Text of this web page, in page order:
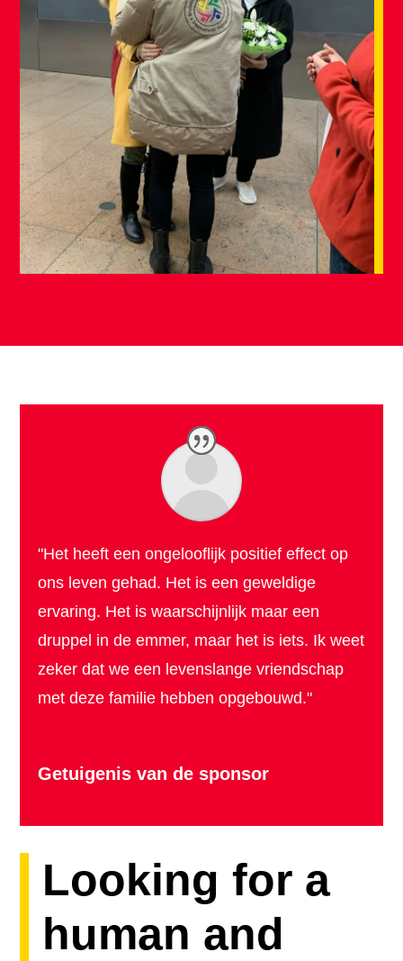
"Het heeft een ongelooflijk positief effect op
ons leven gehad. Het is een geweldige
ervaring. Het is waarschijnlijk maar een
druppel in de emmer, maar het is iets. Ik weet
zeker dat we een levenslange vriendschap
met deze familie hebben opgebouwd."
Getuigenis van de sponsor
Looking for a
human and